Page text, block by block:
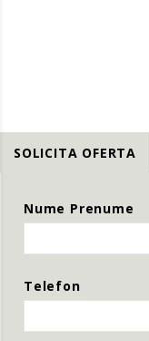
SOLICITA OFERTA
Nume Prenume
Telefon